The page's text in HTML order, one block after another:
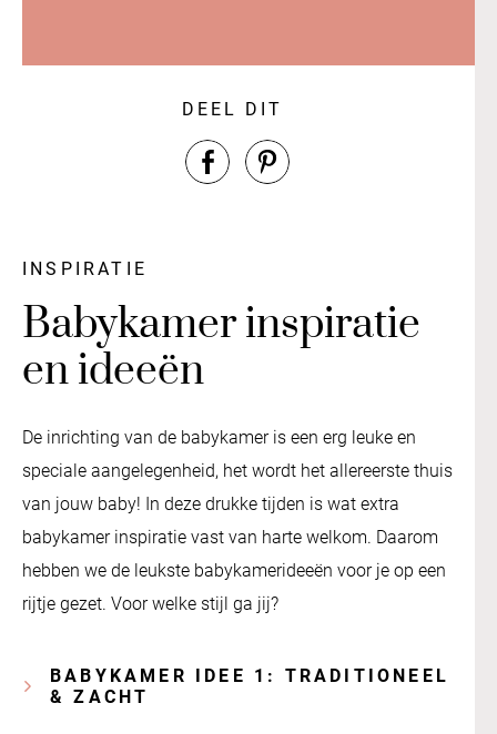
DEEL DIT
INSPIRATIE
Babykamer inspiratie
en ideeën
De inrichting van de babykamer is een erg leuke en
speciale aangelegenheid, het wordt het allereerste thuis
van jouw baby! In deze drukke tijden is wat extra
babykamer inspiratie vast van harte welkom. Daarom
hebben we de leukste babykamerideeën voor je op een
rijtje gezet. Voor welke stijl ga jij?
BABYKAMER IDEE 1: TRADITIONEEL
& ZACHT